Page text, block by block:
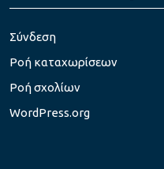
Σύνδεση
Ροή καταχωρίσεων
Ροή σχολίων
WordPress.org